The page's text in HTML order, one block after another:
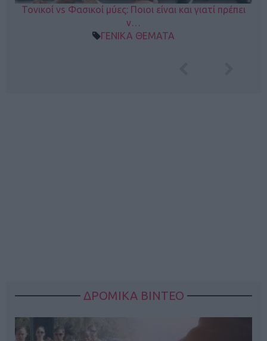
Τονικοί vs Φασικοί μύες: Ποιοι είναι και γιατί πρέπει
ν…
ΓΕΝΙΚΑ ΘΕΜΑΤΑ
ΔΡΟΜΙΚΑ ΒΙΝΤΕΟ